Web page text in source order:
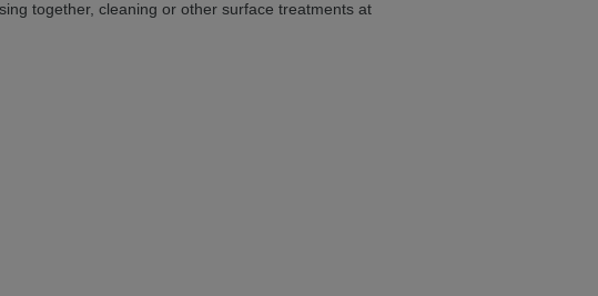
i v češtině. Chcete přepnout na českou verzi?
Webseite ist auch auf Deutsch verfügbar. Möchten
together, cleaning or other surface treatments at